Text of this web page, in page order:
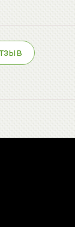
Речфлота,
ООО
Беларусь,